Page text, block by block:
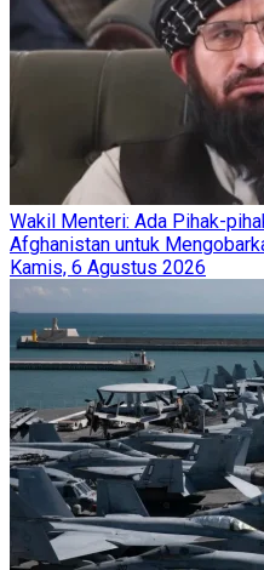
Wakil Menteri: Ada Pihak-
Afghanistan untuk
Kamis, 6 Agustus 2026